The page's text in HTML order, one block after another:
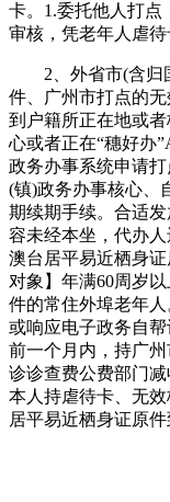
卡。1.委托他人打点
审核，凭老年人虐待
2、外省市(含归
件、广州市打点的
到户籍所正在地或
心或者正在“穗好办
政务办事系统申请
(镇)政务办事核心、
期续期手续。合适
容未经本坐，代办
澳台居平易近栖身
对象】年满60周岁
件的常住外埠老年
或响应电子政务自
前一个月内，持广
诊诊查费公费部门
本人持虐待卡、无
居平易近栖身证原